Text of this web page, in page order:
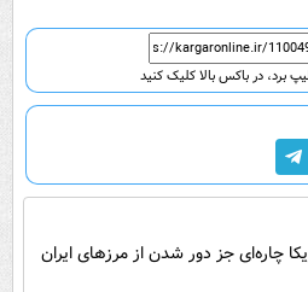
seconds
برد، در باکس بالا کلیک کنید
چاره‌ای جز دور شدن از مرز‌های ایران